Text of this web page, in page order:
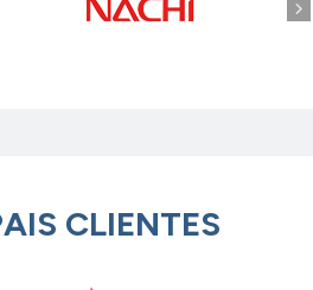
CLIENTES